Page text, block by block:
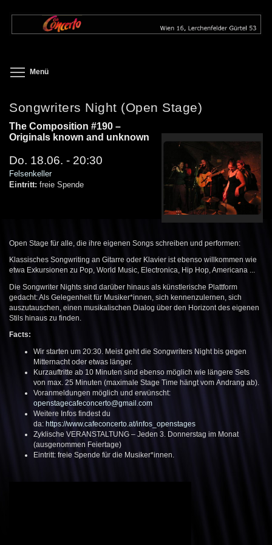
zum
Menü
Songwriters Night (Open Stage)
The Composition #190 –
Originals known and unknown
Do. 18.06. - 20:30
Felsenkeller
Eintritt: freie Spende
Open Stage für alle, die ihre eigenen Songs schreiben und performen:
Klassisches Songwriting an Gitarre oder Klavier ist ebenso willkommen wie
etwa Exkursionen zu Pop, World Music, Electronica, Hip Hop, Americana ...
Die Songwriter Nights sind darüber hinaus als künstlerische Plattform
gedacht: Als Gelegenheit für Musiker*innen, sich kennenzulernen, sich
auszutauschen, einen musikalischen Dialog über den Horizont des eigenen
Stils hinaus zu finden.
Facts:
Wir starten um 20:30. Meist geht die Songwriters Night bis gegen
Mitternacht oder etwas länger.
Kurzauftritte ab 10 Minuten sind ebenso möglich wie längere Sets
von max. 25 Minuten (maximale Stage Time hängt vom Andrang ab).
Voranmeldungen möglich und erwünscht:
openstagecafeconcerto@gmail.com
Weitere Infos findest du
da: https://www.cafeconcerto.at/infos_openstages
Zyklische VERANSTALTUNG – Jeden 3. Donnerstag im Monat
(ausgenommen Feiertage)
Eintritt: freie Spende für die Musiker*innen.